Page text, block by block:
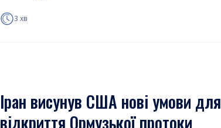
3 хв
Іран висунув США нові умови для
відкриття Ормузької протоки